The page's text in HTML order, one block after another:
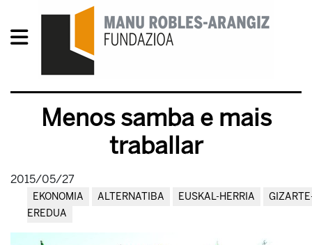
Menos samba e mais
traballar
2015/05/27
EKONOMIA ALTERNATIBA EUSKAL-HERRIA
EREDUA